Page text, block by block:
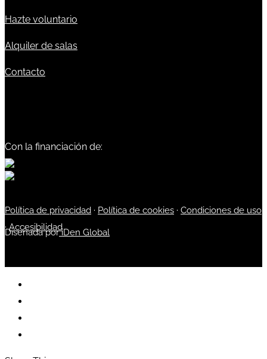
Hazte voluntario
Alquiler de salas
Contacto
Con la financiación de:
Política de privacidad · Política de cookies · Condiciones de uso
·Accesibilidad
Diseñada poriDen Global